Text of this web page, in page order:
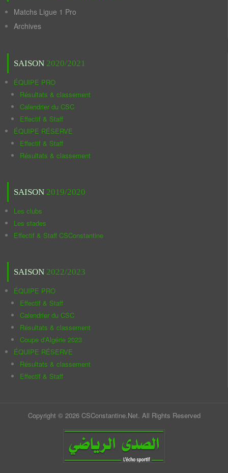
Matchs Ligue 1 Pro
Archives
SAISON 2020/2021
ÉQUIPE PRO
Résultats & classement
Calendrier du CSC
Effectif & Staff
ÉQUIPE RÉSERVE
Effectif & Staff
Résultats & classement
SAISON 2019/2020
Les clubs
Les stades
Effectif & Staff CSConstantine
SAISON 2022/2023
ÉQUIPE PRO
Effectif & Staff
Calendrier du CSC
Résultats & classement
Coupe d'Algérie 2023
ÉQUIPE RÉSERVE
Résultats & classement
Effectif & Staff
Copyright © 2026 CSConstantine.Net. All Rights Reserved